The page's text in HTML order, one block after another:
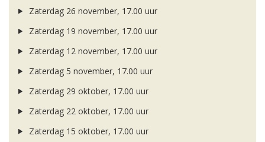
Zaterdag 26 november, 17.00 uur
Zaterdag 19 november, 17.00 uur
Zaterdag 12 november, 17.00 uur
Zaterdag 5 november, 17.00 uur
Zaterdag 29 oktober, 17.00 uur
Zaterdag 22 oktober, 17.00 uur
Zaterdag 15 oktober, 17.00 uur